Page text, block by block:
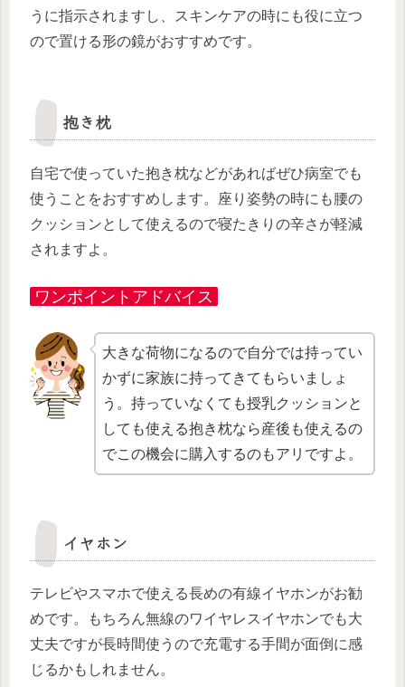
うに指示されますし、スキンケアの時にも役に立つ
ので置ける形の鏡がおすすめです。
抱き枕
自宅で使っていた抱き枕などがあればぜひ病室でも
使うことをおすすめします。座り姿勢の時にも腰の
クッションとして使えるので寝たきりの辛さが軽減
されますよ。
ワンポイントアドバイス
大きな荷物になるので自分では持ってい
かずに家族に持ってきてもらいましょ
う。持っていなくても授乳クッションと
しても使える抱き枕なら産後も使えるの
でこの機会に購入するのもアリですよ。
イヤホン
テレビやスマホで使える長めの有線イヤホンがお勧
めです。もちろん無線のワイヤレスイヤホンでも大
丈夫ですが長時間使うので充電する手間が面倒に感
じるかもしれません。